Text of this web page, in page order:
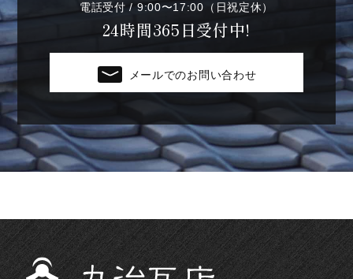
電話受付 / 9:00〜17:00（日祝定休）
24時間365日受付中!
メールでのお問い合わせ